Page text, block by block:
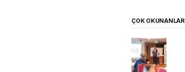
ÇOK OKUNANLAR